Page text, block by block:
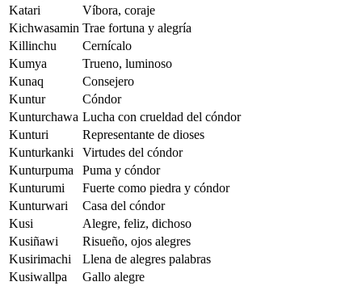
Katari
Víbora, coraje
Kichwasamin Trae fortuna y alegría
Killinchu
Cernícalo
Kumya
Trueno, luminoso
Kunaq
Consejero
Kuntur
Cóndor
Kunturchawa Lucha con crueldad del cóndor
Kunturi
Representante de dioses
Kunturkanki
Virtudes del cóndor
Kunturpuma
Puma y cóndor
Kunturumi
Fuerte como piedra y cóndor
Kunturwari
Casa del cóndor
Kusi
Alegre, feliz, dichoso
Kusiñawi
Risueño, ojos alegres
Kusirimachi
Llena de alegres palabras
Kusiwallpa
Gallo alegre